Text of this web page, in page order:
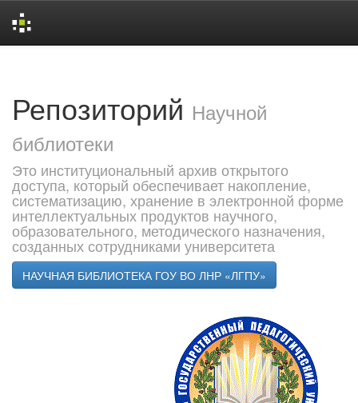
Репозиторий Научной
библиотеки
Это институциональный архив открытого
доступа, который обеспечивает накопление,
систематизацию, хранение в электронной форме
интеллектуальных продуктов научного,
образовательного, методического назначения,
созданных сотрудниками университета
НАУЧНАЯ БИБЛИОТЕКА ГОУ ВО ЛНР «ЛГПУ»